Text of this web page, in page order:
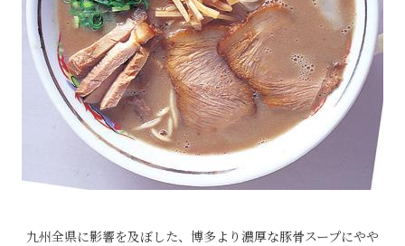
九州全県に影響を及ぼした、博多より濃厚な豚骨スープにやや